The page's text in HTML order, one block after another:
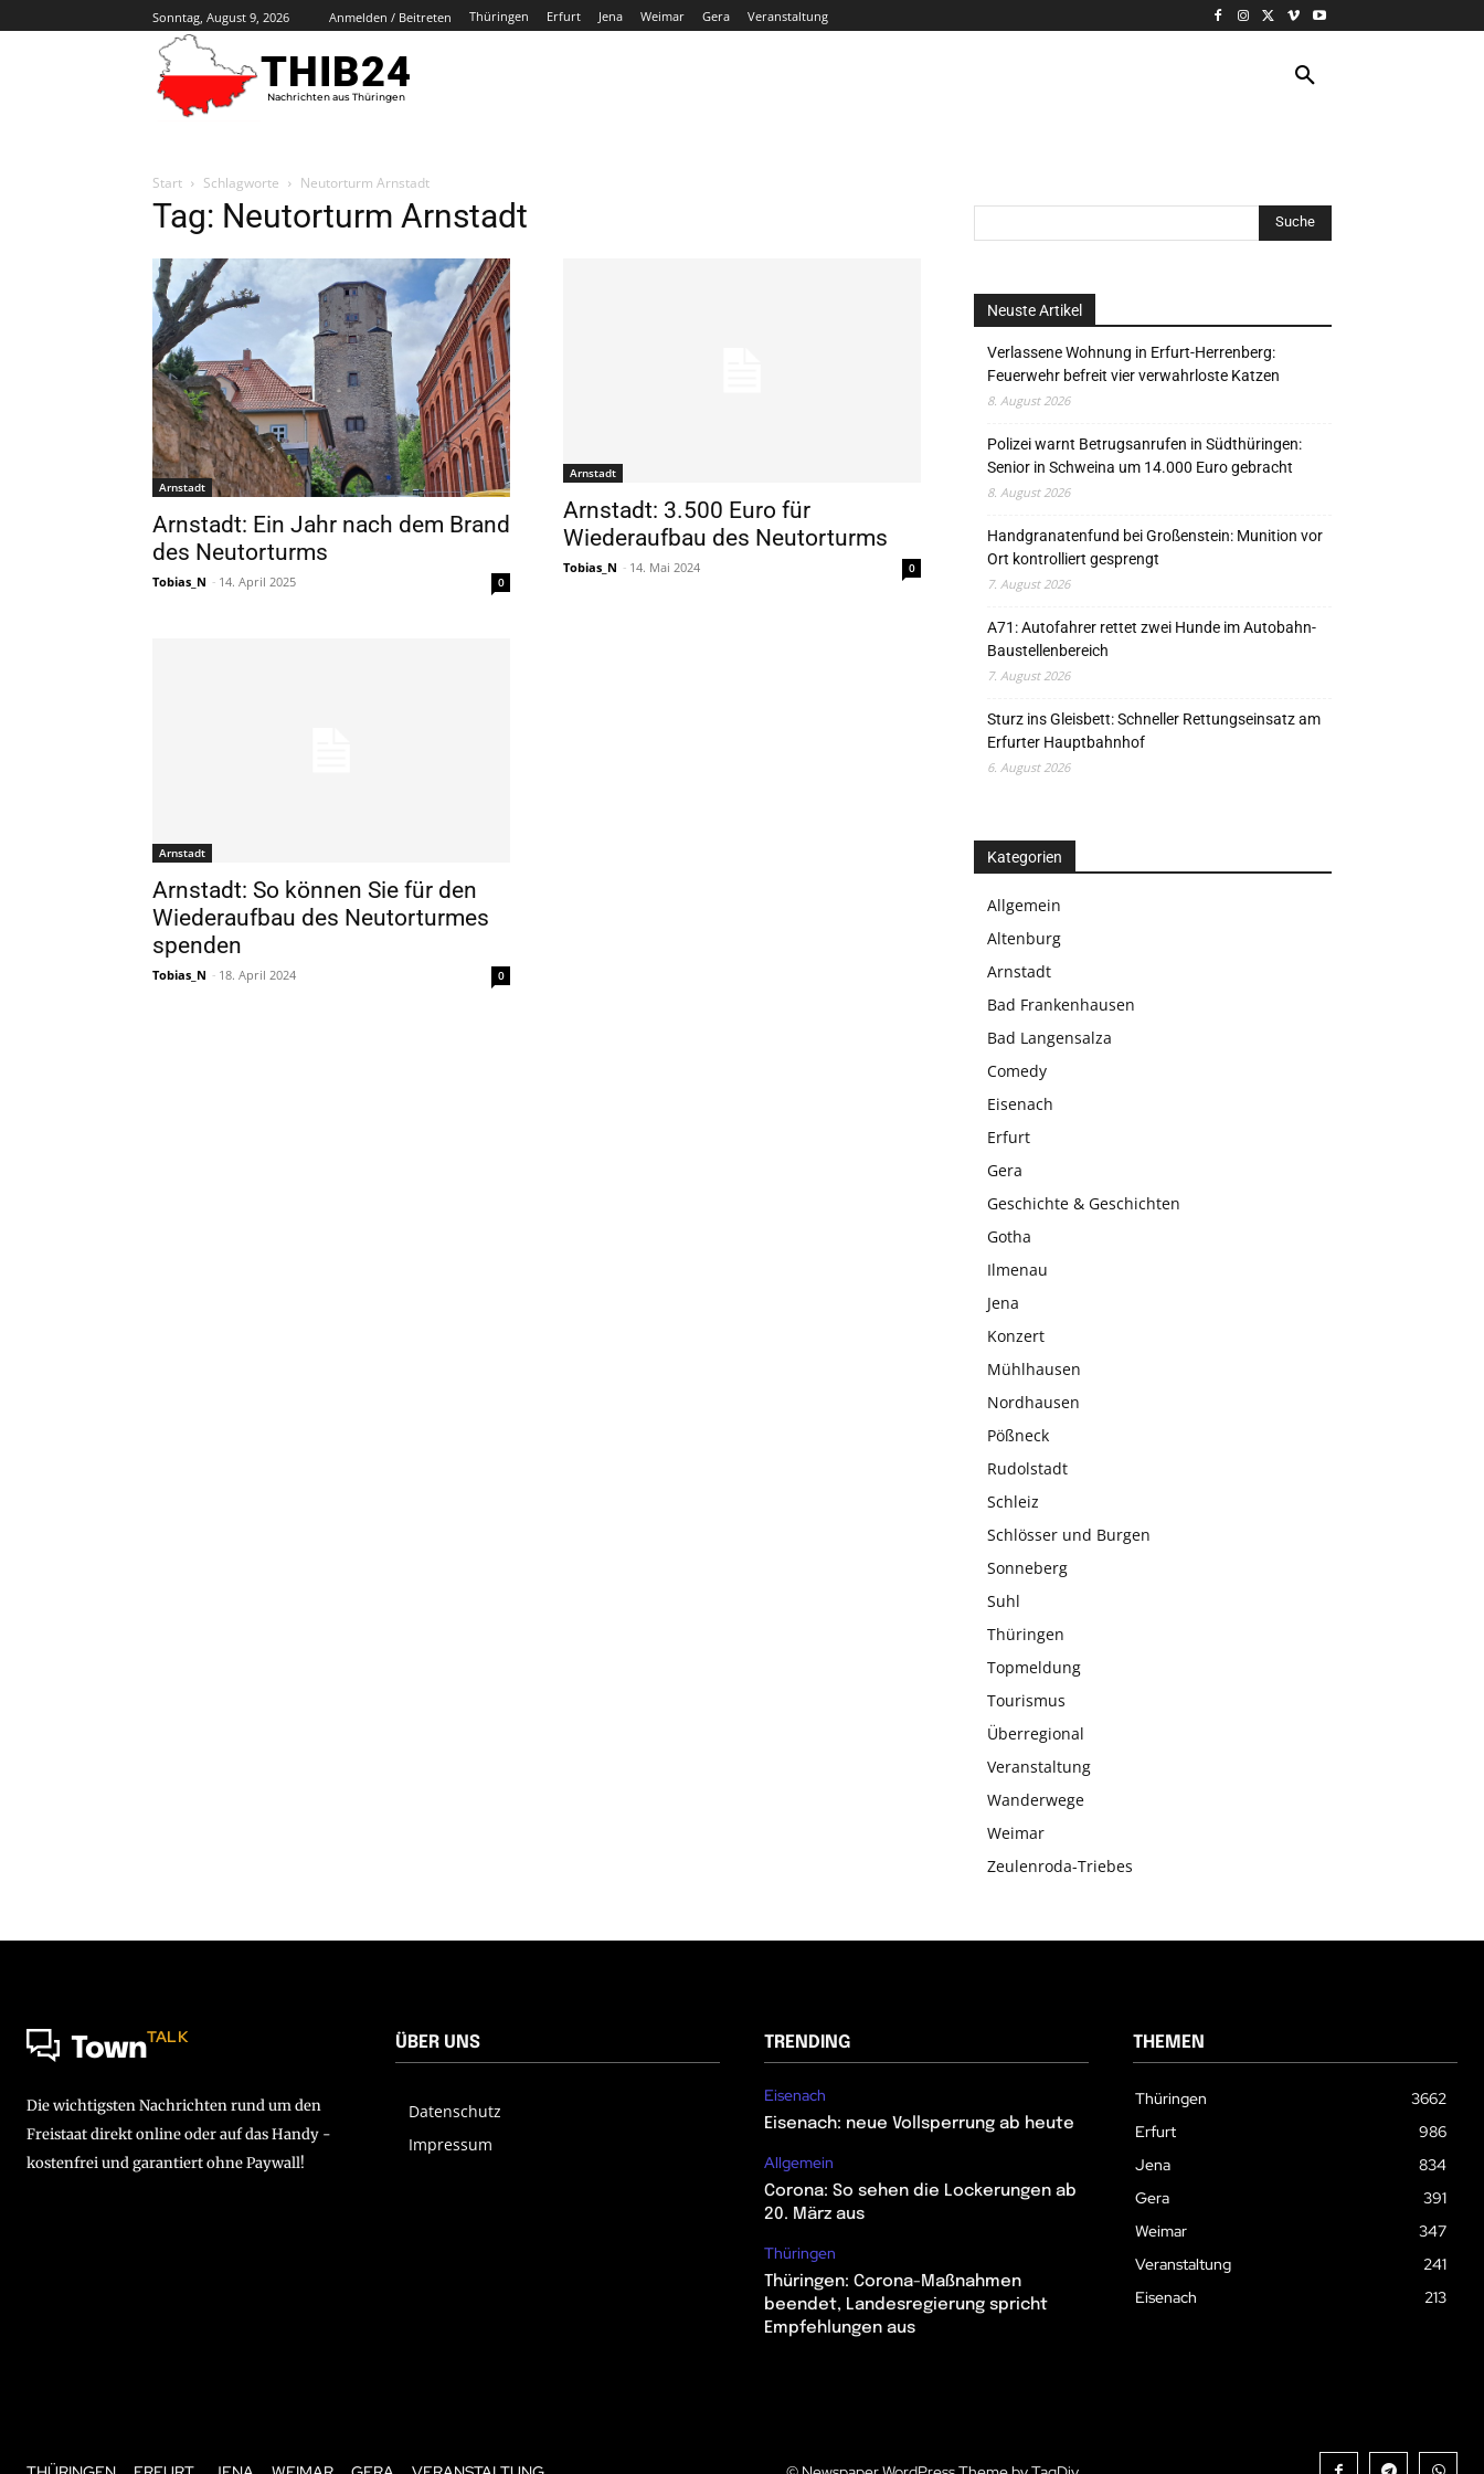
Sonntag, August 9, 2026 Anmelden / Beitreten Thüringen Erfurt Jena Weimar Gera Veranstaltung
THIB24
Nachrichten aus Thüringen
Start Schlagworte Neutorturm Arnstadt
Tag: Neutorturm Arnstadt
Arnstadt
Arnstadt: Ein Jahr nach dem Brand
des Neutorturms
Tobias_N - 14. April 2025 0
Arnstadt
Arnstadt: 3.500 Euro für
Wiederaufbau des Neutorturms
Tobias_N - 14. Mai 2024 0
Arnstadt
Arnstadt: So können Sie für den
Wiederaufbau des Neutorturmes
spenden
Tobias_N - 18. April 2024 0
Neuste Artikel
Verlassene Wohnung in Erfurt-Herrenberg:
Feuerwehr befreit vier verwahrloste Katzen
8. August 2026
Polizei warnt Betrugsanrufen in Südthüringen:
Senior in Schweina um 14.000 Euro gebracht
8. August 2026
Handgranatenfund bei Großenstein: Munition vor
Ort kontrolliert gesprengt
7. August 2026
A71: Autofahrer rettet zwei Hunde im Autobahn-
Baustellenbereich
7. August 2026
Sturz ins Gleisbett: Schneller Rettungseinsatz am
Erfurter Hauptbahnhof
6. August 2026
Kategorien
Allgemein
Altenburg
Arnstadt
Bad Frankenhausen
Bad Langensalza
Comedy
Eisenach
Erfurt
Gera
Geschichte & Geschichten
Gotha
Ilmenau
Jena
Konzert
Mühlhausen
Nordhausen
Pößneck
Rudolstadt
Schleiz
Schlösser und Burgen
Sonneberg
Suhl
Thüringen
Topmeldung
Tourismus
Überregional
Veranstaltung
Wanderwege
Weimar
Zeulenroda-Triebes
TownTALK
Die wichtigsten Nachrichten rund um den
Freistaat direkt online oder auf das Handy -
kostenfrei und garantiert ohne Paywall!
ÜBER UNS
Datenschutz
Impressum
TRENDING
Eisenach
Eisenach: neue Vollsperrung ab heute
Allgemein
Corona: So sehen die Lockerungen ab
20. März aus
Thüringen
Thüringen: Corona-Maßnahmen
beendet, Landesregierung spricht
Empfehlungen aus
THEMEN
Thüringen
3662
Erfurt
986
Jena
834
Gera
391
Weimar
347
Veranstaltung
241
Eisenach
213